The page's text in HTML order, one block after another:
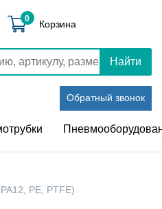
Найти
Обратный звонок
0 Корзина
PE, PTFE)